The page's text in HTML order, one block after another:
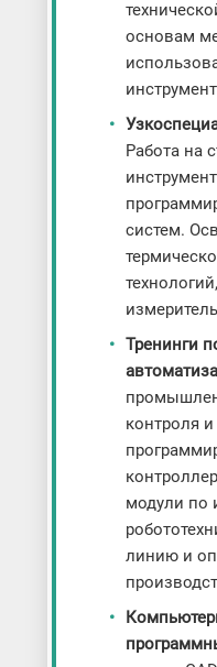
основам
Работа на
систем.
Тренинги
контроля
модули по
линию и